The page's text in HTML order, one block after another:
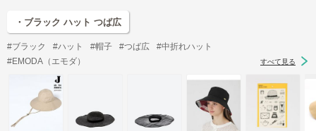
・ブラック ハット つば広
#ブラック #ハット #帽子 #つば広
#中折れハット
#EMODA（エモダ）
すべて見る